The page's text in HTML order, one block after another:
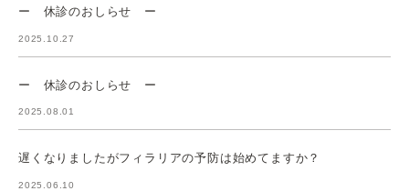
ー 休診のおしらせ ー
2025.10.27
ー 休診のおしらせ ー
2025.08.01
遅くなりましたがフィラリアの予防は始めてますか？
2025.06.10